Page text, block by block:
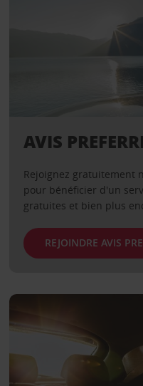
AVIS
Rejoignez gratuitement
pour bénéficier d'un
gratuites et bien plus
REJOINDRE AVIS